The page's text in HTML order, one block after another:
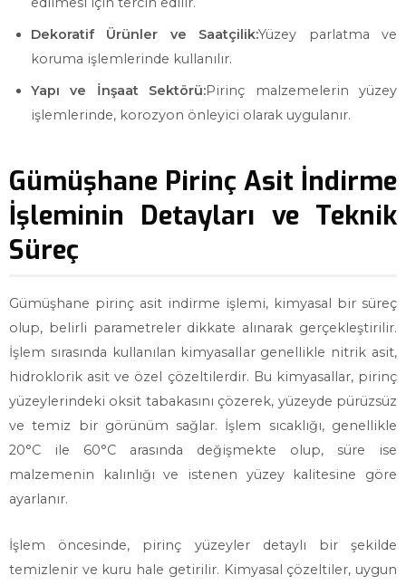
Dekoratif Ürünler ve Saatçilik:Yüzey parlatma ve
koruma işlemlerinde kullanılır.
Yapı ve İnşaat Sektörü:Pirinç malzemelerin yüzey
işlemlerinde, korozyon önleyici olarak uygulanır.
Gümüşhane Pirinç Asit İndirme
İşleminin Detayları ve Teknik
Süreç
Gümüşhane pirinç asit indirme işlemi, kimyasal bir süreç
olup, belirli parametreler dikkate alınarak gerçekleştirilir.
İşlem sırasında kullanılan kimyasallar genellikle nitrik asit,
hidroklorik asit ve özel çözeltilerdir. Bu kimyasallar, pirinç
yüzeylerindeki oksit tabakasını çözerek, yüzeyde pürüzsüz
ve temiz bir görünüm sağlar. İşlem sıcaklığı, genellikle
20°C ile 60°C arasında değişmekte olup, süre ise
malzemenin kalınlığı ve istenen yüzey kalitesine göre
ayarlanır.
İşlem öncesinde, pirinç yüzeyler detaylı bir şekilde
temizlenir ve kuru hale getirilir. Kimyasal çözeltiler, uygun